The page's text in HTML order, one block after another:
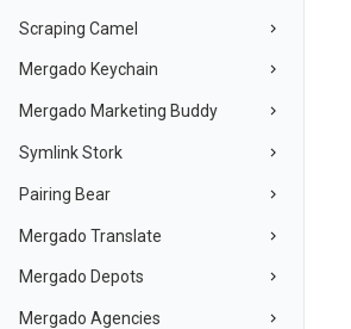
Scraping Camel
Mergado Keychain
Mergado Marketing Buddy
Symlink Stork
Pairing Bear
Mergado Translate
Mergado Depots
Mergado Agencies